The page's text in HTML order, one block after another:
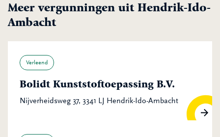
Meer vergunningen uit Hendrik-Ido-
Ambacht
Verleend
Bolidt Kunststoftoepassing B.V.
Nijverheidsweg 37, 3341 LJ Hendrik-Ido-Ambacht